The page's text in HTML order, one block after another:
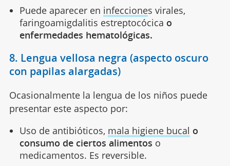
Puede aparecer en infecciones virales,
faringoamigdalitis estreptocócica o
enfermedades hematológicas.
8. Lengua vellosa negra (aspecto oscuro
con papilas alargadas)
Ocasionalmente la lengua de los niños puede
presentar este aspecto por:
Uso de antibióticos, mala higiene bucal o
consumo de ciertos alimentos o
medicamentos. Es reversible.